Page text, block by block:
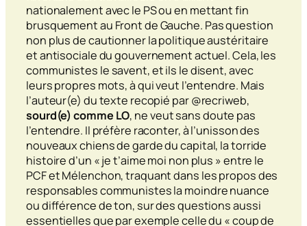
nationalement avec le PS ou en mettant fin
brusquement au Front de Gauche. Pas question
non plus de cautionner la politiqueaustéritaire
et antisociale du gouvernement actuel. Cela, les
communistes le savent, et ils le disent, avec
leurs propres mots, à qui veut l’entendre. Mais
l’auteur(e) du texte recopié par @recriweb,
sourd(e) comme LO, ne veut sans doute pas
l’entendre. Il préfère raconter, à l’unisson des
nouveaux chiens de garde du capital, la torride
histoire d’un « je t’aime moi non plus » entre le
PCF et Mélenchon, traquant dans les propos des
responsables communistes la moindre nuance
ou différence de ton, sur des questions aussi
essentielles que par exemple celle du « coup de